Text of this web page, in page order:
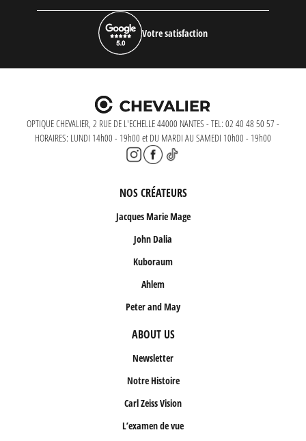
Votre satisfaction
OPTIQUE CHEVALIER, 2 RUE DE L'ECHELLE 44000 NANTES - TEL: 02 40 48 50 57 -
HORAIRES: LUNDI 14h00 - 19h00 et DU MARDI AU SAMEDI 10h00 - 19h00
NOS CRÉATEURS
Jacques Marie Mage
John Dalia
Kuboraum
Ahlem
Peter and May
ABOUT US
Newsletter
Notre Histoire
Carl Zeiss Vision
L’examen de vue